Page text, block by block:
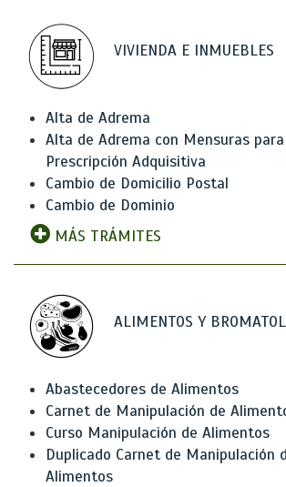
VIVIENDA E INMUEBLES
Alta de Adrema
Alta de Adrema con Mensuras para
Prescripción Adquisitiva
Cambio de Domicilio Postal
Cambio de Dominio
MÁS TRÁMITES
ALIMENTOS Y
Abastecedores de Alimentos
Carnet de Manipulación de
Curso Manipulación de Alimentos
Duplicado Carnet de Manipulación
Alimentos